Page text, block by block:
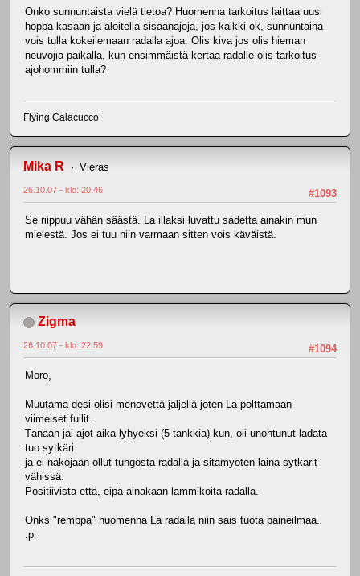
Onko sunnuntaista vielä tietoa? Huomenna tarkoitus laittaa uusi
hoppa kasaan ja aloitella sisäänajoja, jos kaikki ok, sunnuntaina
vois tulla kokeilemaan radalla ajoa. Olis kiva jos olis hieman
neuvojia paikalla, kun ensimmäistä kertaa radalle olis tarkoitus
ajohommiin tulla?
Flying Calacucco
Mika R Vieras
#1093
26.10.07 - klo: 20.46
Se riippuu vähän säästä. La illaksi luvattu sadetta ainakin mun
mielestä. Jos ei tuu niin varmaan sitten vois käväistä.
Zigma
#1094
26.10.07 - klo: 22.59
Moro,
Muutama desi olisi menovettä jäljellä joten La polttamaan
viimeiset fuilit.
Tänään jäi ajot aika lyhyeksi (5 tankkia) kun, oli unohtunut ladata
tuo sytkäri
ja ei näköjään ollut tungosta radalla ja sitämyöten laina sytkärit
vähissä.
Positiivista että, eipä ainakaan lammikoita radalla.
Onks "remppa" huomenna La radalla niin sais tuota paineilmaa.
:p